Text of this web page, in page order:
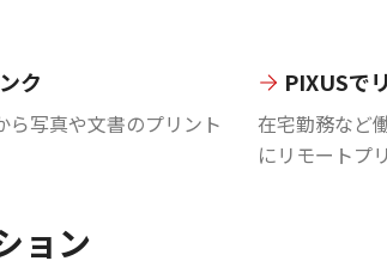
ク
ら写真や文書のプリント
PIXUSで
在宅勤務など
にリモートプ
ョン